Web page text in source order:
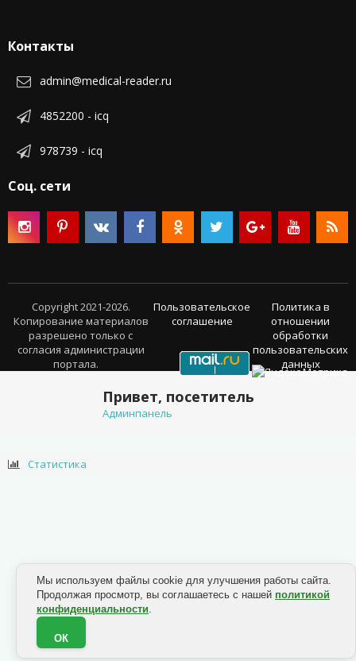
Контакты
admin@medical-reader.ru
4852200 - icq
978739 - icq
Соц. сети
Copyright 2021-2026.
Копирование материалов
разрешено только с
согласия администрации
портала.
Пользовательское
соглашение
Политика в
отношении
обработки
пользовательских
данных
Привет, посетитель
Админпанель
Статистика
Мы используем файлы cookie для улучшения работы сайта.
Продолжая просмотр, вы соглашаетесь с нашей политикой
конфиденциальности.
ОК